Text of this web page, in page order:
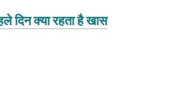
क्या रहता है खास